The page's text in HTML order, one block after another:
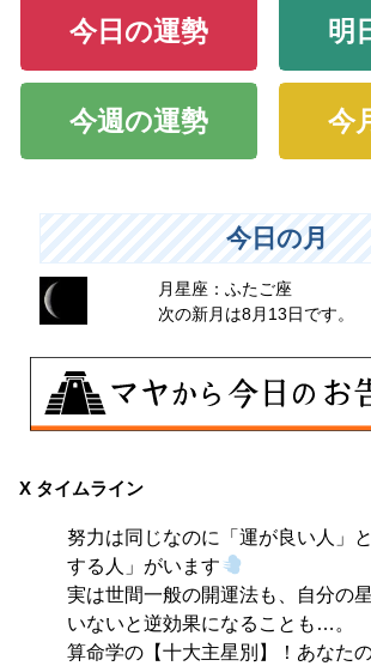
今日の運勢 明
今週の運勢 今
今日の月
月星座：ふたご座
次の新月は8月13日です。
大きくエネルギーを放出する日。日々の
X タイムライン
努力は同じなのに「運が良い人」
する人」がいます
実は世間一般の開運法も、自分の
いないと逆効果になることも…。
算命学の【十大主星別】！あなた